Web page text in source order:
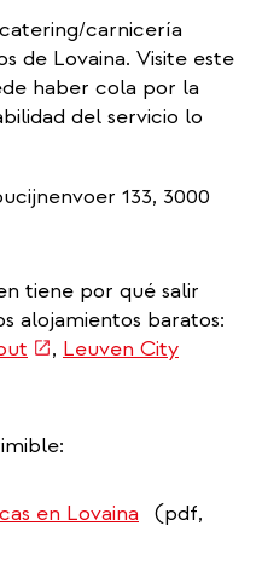
carnicería
de Lovaina. Visite este
haber cola por la
del servicio lo
133, 3000
tiene por qué salir
alojamientos baratos:
(link
, Leuven City
en Lovaina
(pdf,